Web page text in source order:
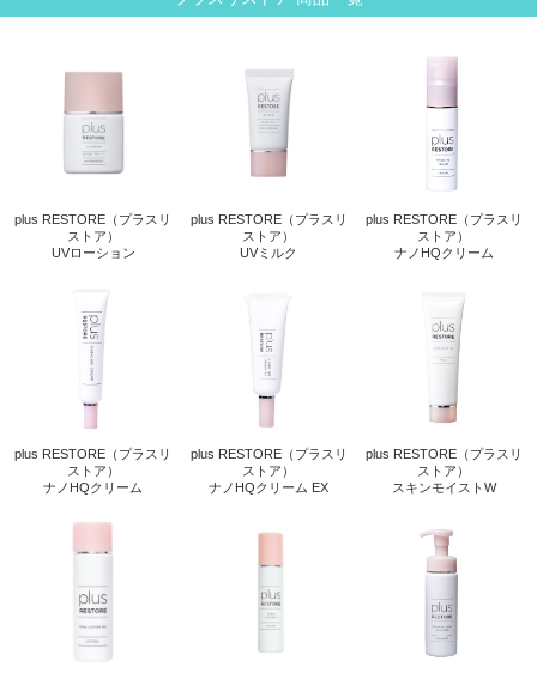
plus RESTORE（プラスリ
ストア）
UVローション
plus RESTORE（プラスリ
ストア）
UVミルク
plus RESTORE（プラスリ
ストア）
ナノHQクリーム
plus RESTORE（プラスリ
ストア）
ナノHQクリーム
plus RESTORE（プラスリ
ストア）
ナノHQクリーム EX
plus RESTORE（プラスリ
ストア）
スキンモイストW